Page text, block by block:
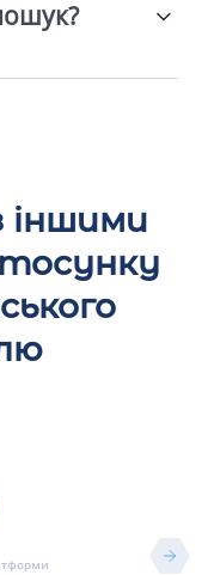
іншими
Всі